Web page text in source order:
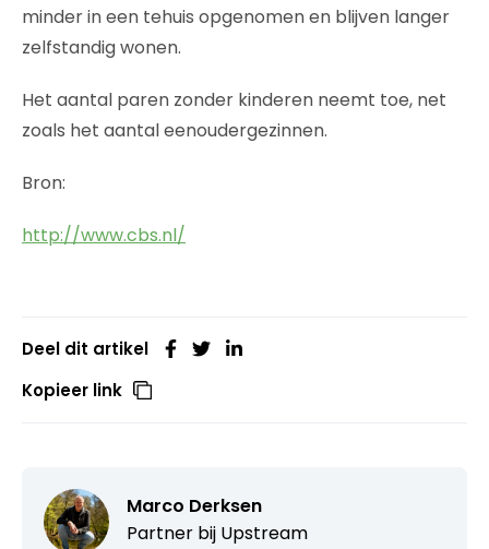
minder in een tehuis opgenomen en blijven langer
zelfstandig wonen.
Het aantal paren zonder kinderen neemt toe, net
zoals het aantal eenoudergezinnen.
Bron:
http://www.cbs.nl/
Deel dit artikel
Kopieer link
Marco Derksen
Partner bij Upstream